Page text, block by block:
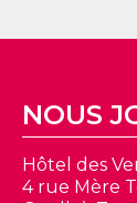
NOUS
Hôtel des
4 rue Mère